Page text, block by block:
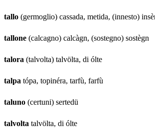
tallo (germoglio) cassada, metida, (innesto)
tallone (calcagno) calcàgn, (sostegno) sostègn
talora (talvolta) talvölta, di ólte
talpa tópa, topinéra, tarfù, farfù
taluno (certuni) sertedü
talvolta talvölta, di ólte